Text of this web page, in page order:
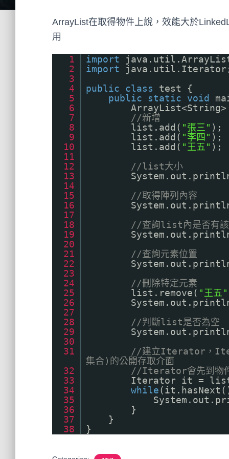
ArrayList在取得物件上說，效能大於
用
1 import
2
import
3
4
public class
test {
5
public static void
6
7
//新增
8
list.add( "張三" );
9
list.add( "李四" );
10
list.add( "王五" );
11
12
//list大小
13
14
15
//取得陣列內容
16
17
18
//查詢list內是否有該
19
20
21
//查詢元素位置
22
23
24
//刪除特定元素
25
list.remove( "王五"
26
27
28
//判斷list是否為空
29
30
31
//建立Iterator，
集合)的公開存取介面
32
//Iterator會先到物
33
Iterator it =
34
while
35
36
}
37
}
38
}